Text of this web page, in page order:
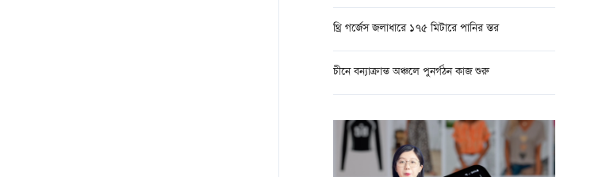
থ্রি গর্জেস জলাধারে ১৭৫ মিটারে পানির স্তর
চীনে বন্যাক্রান্ত অঞ্চলে পুনর্গঠন কাজ শুরু